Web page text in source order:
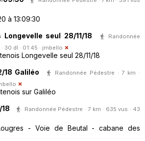
à 13:09:30
seul 28/11/18
Randonnée
30 dl · 01:45 · jmbello
Longevelle seul 28/11/18
18 Galiléo
Randonnée Pédestre · 7 km ·
sur Galiléo
Randonnée Pédestre · 7 km · 635 vus · 43
- Voie de Beutal - cabane des